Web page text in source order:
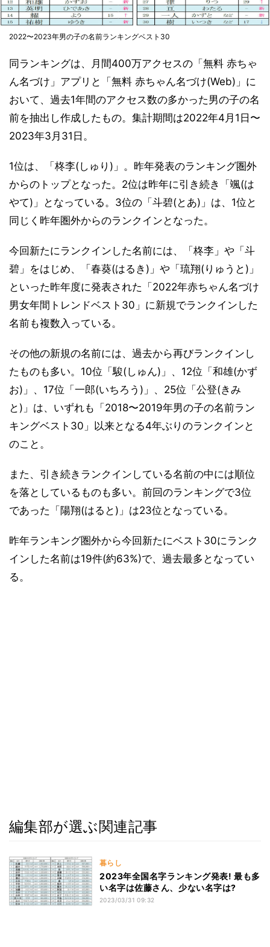
2022〜2023年男の子の名前ランキングベスト30
同ランキングは、月間400万アクセスの「無料 赤ちゃ
ん名づけ」アプリと「無料 赤ちゃん名づけ(Web)」に
おいて、過去1年間のアクセス数の多かった男の子の名
前を抽出し作成したもの。集計期間は2022年4月1日〜
2023年3月31日。
1位は、「柊李(しゅり)」。昨年発表のランキング圏外
からのトップとなった。2位は昨年に引き続き「颯(は
やて)」となっている。3位の「斗碧(とあ)」は、1位と
同じく昨年圏外からのランクインとなった。
今回新たにランクインした名前には、「柊李」や「斗
碧」をはじめ、「春葵(はるき)」や「琉翔(りゅうと)」
といった昨年度に発表された「2022年赤ちゃん名づけ
男女年間トレンドベスト30」に新規でランクインした
名前も複数入っている。
その他の新規の名前には、過去から再びランクインし
たものも多い。10位「駿(しゅん)」、12位「和雄(かず
お)」、17位「一郎(いちろう)」、25位「公登(きみ
と)」は、いずれも「2018〜2019年男の子の名前ラン
キングベスト30」以来となる4年ぶりのランクインと
のこと。
また、引き続きランクインしている名前の中には順位
を落としているものも多い。前回のランキングで3位
であった「陽翔(はると)」は23位となっている。
昨年ランキング圏外から今回新たにベスト30にランク
インした名前は19件(約63%)で、過去最多となってい
る。
編集部が選ぶ関連記事
暮らし
2023年全国名字ランキング発表! 最も多
い名字は佐藤さん、少ない名字は?
2023/03/31 09:32